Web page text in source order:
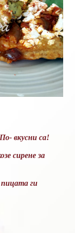
вкусни са!
сирене за
ги